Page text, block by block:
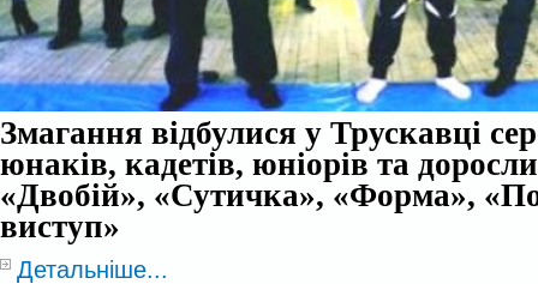
Змагання відбулися у Трускавці
юнаків, кадетів, юніорів та
«Двобій», «Сутичка», «Форма»,
виступ»
Детальніше...